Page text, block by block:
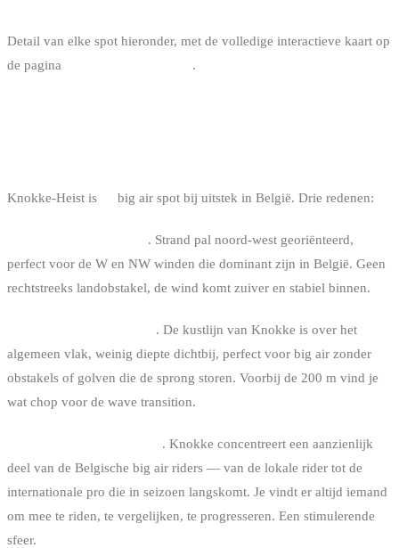
Detail van elke spot hieronder, met de volledige interactieve kaart op
de pagina
.
Knokke-Heist is big air spot bij uitstek in België. Drie redenen:
. Strand pal noord-west georiënteerd,
perfect voor de W en NW winden die dominant zijn in België. Geen
rechtstreeks landobstakel, de wind komt zuiver en stabiel binnen.
. De kustlijn van Knokke is over het
algemeen vlak, weinig diepte dichtbij, perfect voor big air zonder
obstakels of golven die de sprong storen. Voorbij de 200 m vind je
wat chop voor de wave transition.
. Knokke concentreert een aanzienlijk
deel van de Belgische big air riders — van de lokale rider tot de
internationale pro die in seizoen langskomt. Je vindt er altijd iemand
om mee te riden, te vergelijken, te progresseren. Een stimulerende
sfeer.